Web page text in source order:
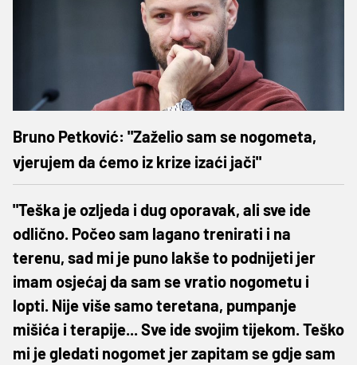
Bruno Petković: "Zaželio sam se nogometa,
vjerujem da ćemo iz krize izaći jači"
"Teška je ozljeda i dug oporavak, ali sve ide
odlično. Počeo sam lagano trenirati i na
terenu, sad mi je puno lakše to podnijeti jer
imam osjećaj da sam se vratio nogometu i
lopti. Nije više samo teretana, pumpanje
mišića i terapije... Sve ide svojim tijekom. Teško
mi je gledati nogomet jer zapitam se gdje sam